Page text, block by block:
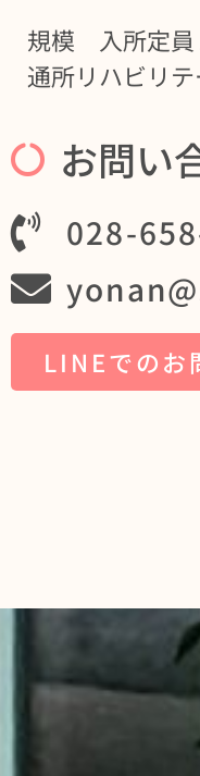
規模 入所定員
通所リハビリ
お問い
028-
LINEでのお